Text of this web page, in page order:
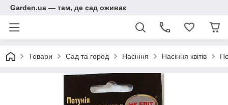
Garden.ua — там, де сад оживає
Товари Сад та город Насіння Насіння квітів